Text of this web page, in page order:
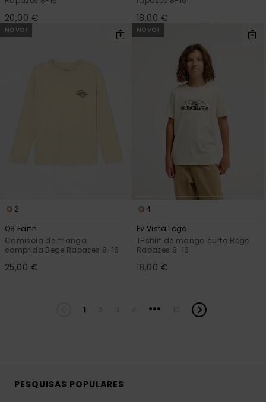
20,00 € 18,00 €
NOVO!
2
QS Earth
Camisola de manga
comprida Bege Rapazes 8-16
25,00 €
NOVO!
4
Ev Vista Logo
T-shirt de manga curta Bege
Rapazes 8-16
18,00 €
1 ...
PESQUISAS POPULARES